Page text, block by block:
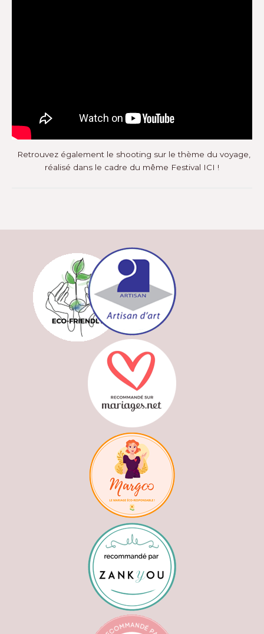
Retrouvez également le shooting sur le thème du voyage,
réalisé dans le cadre du même Festival ICI !